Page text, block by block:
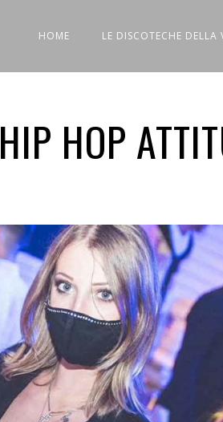
HOME LE DISCOTECHE DELLA
HIP HOP